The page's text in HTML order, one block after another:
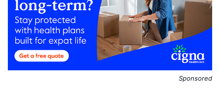
Sponsored